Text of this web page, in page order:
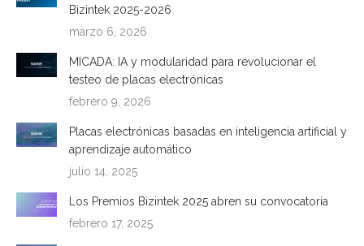
Bizintek 2025-2026
marzo 6, 2026
MICADA: IA y modularidad para revolucionar el
testeo de placas electrónicas
febrero 9, 2026
Placas electrónicas basadas en inteligencia artificial y
aprendizaje automático
julio 14, 2025
Los Premios Bizintek 2025 abren su convocatoria
febrero 17, 2025